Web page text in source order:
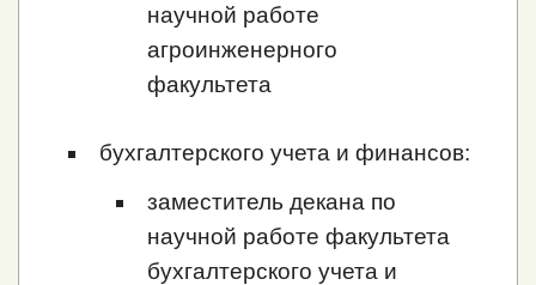
научной работе
агроинженерного
факультета
бухгалтерского учета и финансов:
заместитель декана по
научной работе факультета
бухгалтерского учета и